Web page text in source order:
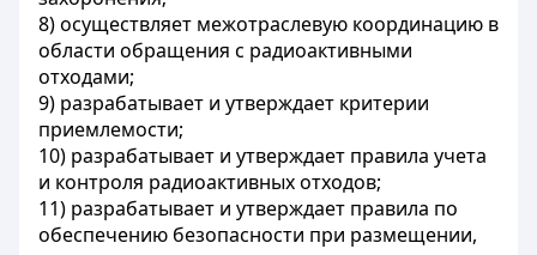
8) осуществляет межотраслевую координацию в
области обращения с радиоактивными
отходами;
9) разрабатывает и утверждает критерии
приемлемости;
10) разрабатывает и утверждает правила учета
и контроля радиоактивных отходов;
11) разрабатывает и утверждает правила по
обеспечению безопасности при размещении,